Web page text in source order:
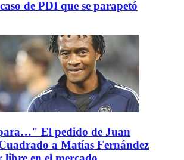
de PDI que se parapetó
El pedido de Juan
a Matías Fernández